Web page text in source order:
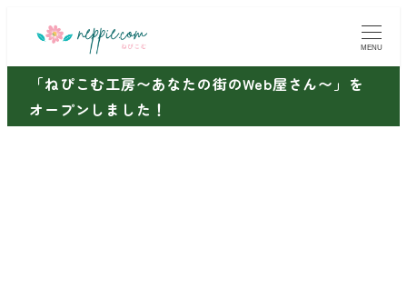
ン
ン
MENU
「ねぴこむ工房〜あなたの街のWeb屋さん〜」を
オープンしました！